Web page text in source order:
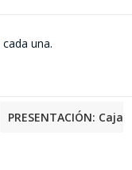
cada una.
PRESENTACIÓN: Caja